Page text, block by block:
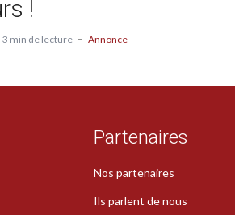
!
3 min de lecture Annonce
Partenaires
Nos partenaires
Ils parlent de nous